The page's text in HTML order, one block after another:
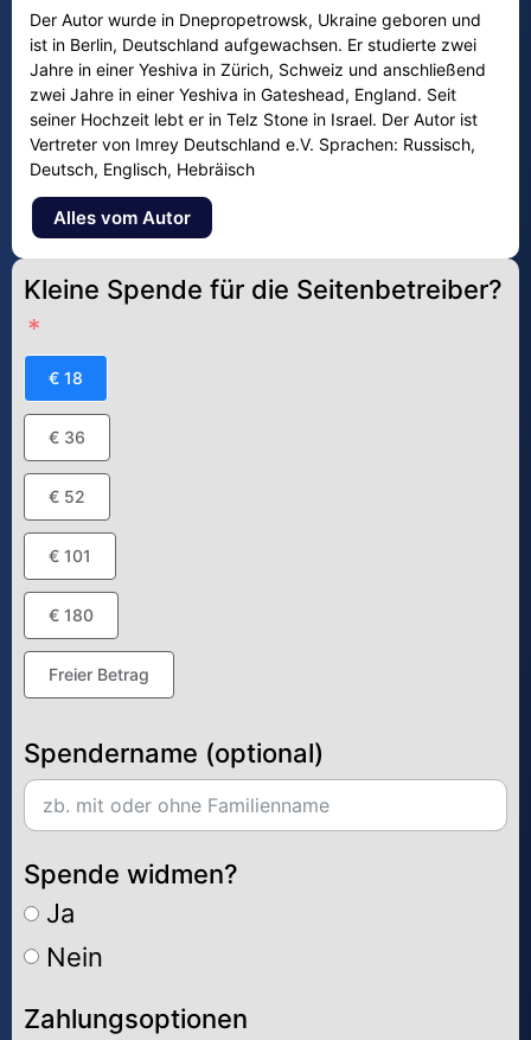
Der Autor wurde in Dnepropetrowsk, Ukraine geboren und
ist in Berlin, Deutschland aufgewachsen. Er studierte zwei
Jahre in einer Yeshiva in Zürich, Schweiz und anschließend
zwei Jahre in einer Yeshiva in Gateshead, England. Seit
seiner Hochzeit lebt er in Telz Stone in Israel. Der Autor ist
Vertreter von Imrey Deutschland e.V. Sprachen: Russisch,
Deutsch, Englisch, Hebräisch
Alles vom Autor
Kleine Spende für die Seitenbetreiber?
€ 18
€ 36
€ 52
€ 101
€ 180
Freier Betrag
Spendername (optional)
Spende widmen?
Ja
Nein
Zahlungsoptionen